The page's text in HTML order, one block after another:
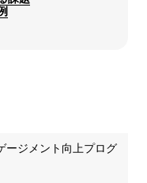
ージメント向上プログ